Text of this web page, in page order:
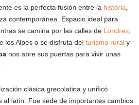
es la perfecta fusión entre la historia
contemporánea. Espacio ideal para
se camina por las calles de Londres
los Alpes o se disfruta del turismo rural y
nos abre sus puertas para vivir unas
clásica grecolatina y unificó
al latín. Fue sede de importantes cambios